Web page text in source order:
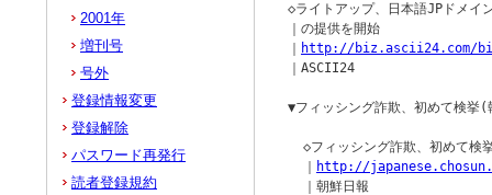
◇ライトアップ、日本語JPドメ
｜の提供を開始
http://biz.ascii24.com/
｜ASCII24
▼フィッシング詐欺、初めて検挙
◇フィッシング詐欺、初めて検
http://
  ｜朝鮮日報
2001年
増刊号
号外
登録情報変更
登録解除
パスワード再発行
読者登録規約